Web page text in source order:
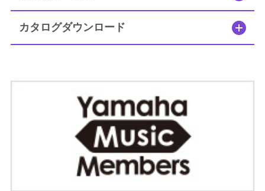
メールお問い合わせ
0120-381-808
9:00～12:00 / 13:00～17:30
（土・日・祝日を除く）
（株）ヤマハミュージックジャパン レンタル・リース課
カタログダウンロード